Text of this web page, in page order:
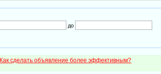
до
Как сделать объявление более эффективным?